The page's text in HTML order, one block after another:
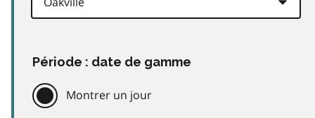
Période : date de gamme
Montrer un jour